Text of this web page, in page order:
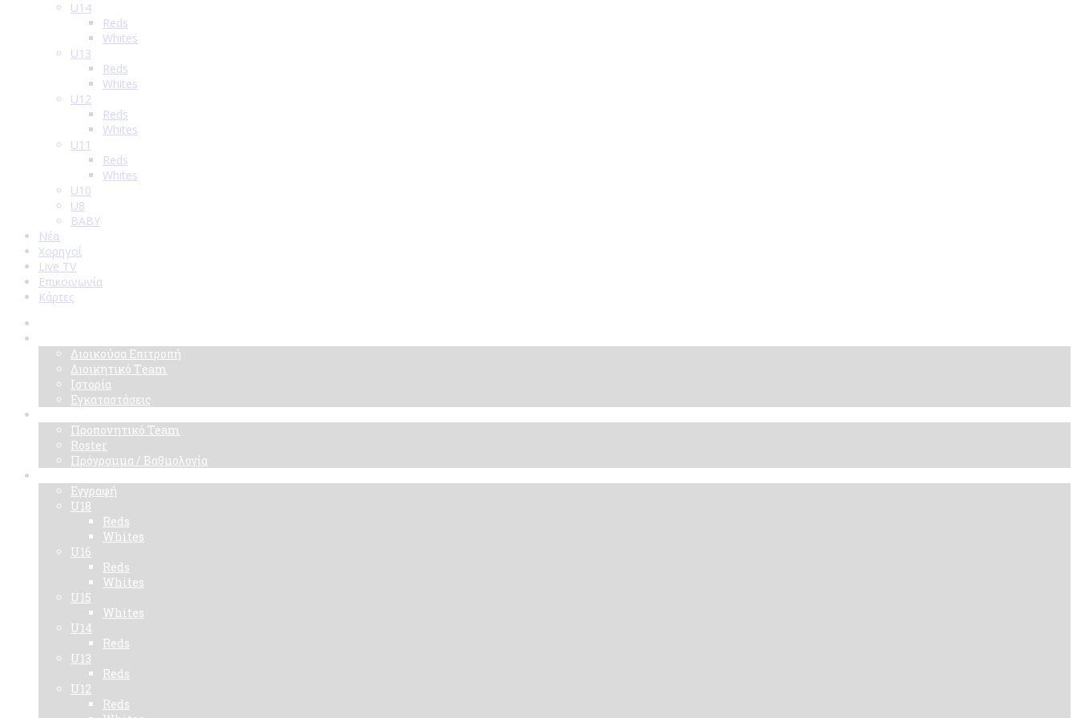
U14
Reds
Whites
U13
Reds
Whites
U12
Reds
Whites
U11
Reds
Whites
U10
U8
BABY
Νέα
Χορηγοί
Live TV
Επικοινωνία
Κάρτες
Διοικούσα Επιτροπή
Διοικητικό Τeam
Ιστορία
Εγκαταστάσεις
Προπονητικό Team
Roster
Πρόγραμμα / Βαθμολογία
Εγγραφή
U18
Reds
Whites
U16
Reds
Whites
U15
Whites
U14
Reds
U13
Reds
U12
Reds